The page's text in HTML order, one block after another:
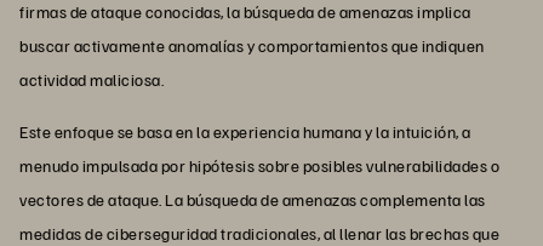
firmas de ataque conocidas, la búsqueda de amenazas implica
buscar activamente anomalías y comportamientos que indiquen
actividad maliciosa.
Este enfoque se basa en la experiencia humana y la intuición, a
menudo impulsada por hipótesis sobre posibles vulnerabilidades o
vectores de ataque. La búsqueda de amenazas complementa las
medidas de ciberseguridad tradicionales, al llenar las brechas que